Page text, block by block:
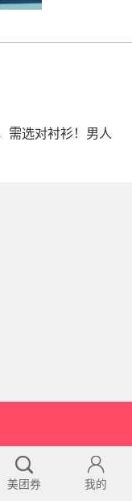
需选对衬衫！男人
美团券 我的